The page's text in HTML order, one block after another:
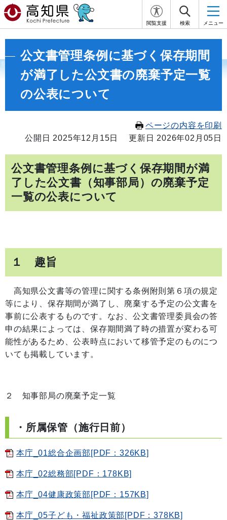
閲覧支援 検索 メニュー
公文書管理条例に基づく保存期間
が満了した公文書の廃棄予定一覧
の公表について
ページの内容を印刷
公開日 2025年12月15日
更新日 2026年02月05日
公文書管理条例に基づく保存期間が満
了した公文書（知事部局）の廃棄予定
一覧の公表について
１ 趣旨
高知県公文書等の管理に関する条例附則第６項の規定
等により、保存期間が満了し、廃棄する予定の公文書を
事前に公表するものです。なお、公文書管理委員会の答
申の結果によっては、保存期間満了時の措置が変わる可
能性があるため、公表時点において移管予定のものにつ
いても掲載しています。
２ 知事部局の廃棄予定一覧
・所属保管（施行日前）
本庁_01総合企画部[PDF：326KB]
本庁_02総務部[PDF：178KB]
本庁_04健康政策部[PDF：157KB]
本庁_05子ども・福祉政策部[PDF：378KB]